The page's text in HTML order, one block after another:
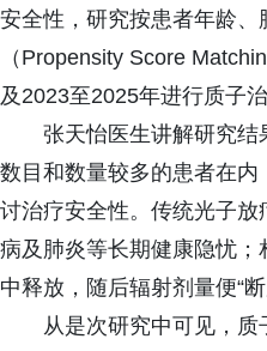
安全性，研究按患者年龄
（Propensity Score
及2023至2025年进行质子
张天怡医生讲解研究结
数目和数量较多的患者在
讨治疗安全性。传统光子
病及肺炎等长期健康隐忧
中释放，随后辐射剂量便“
从是次研究中可见，